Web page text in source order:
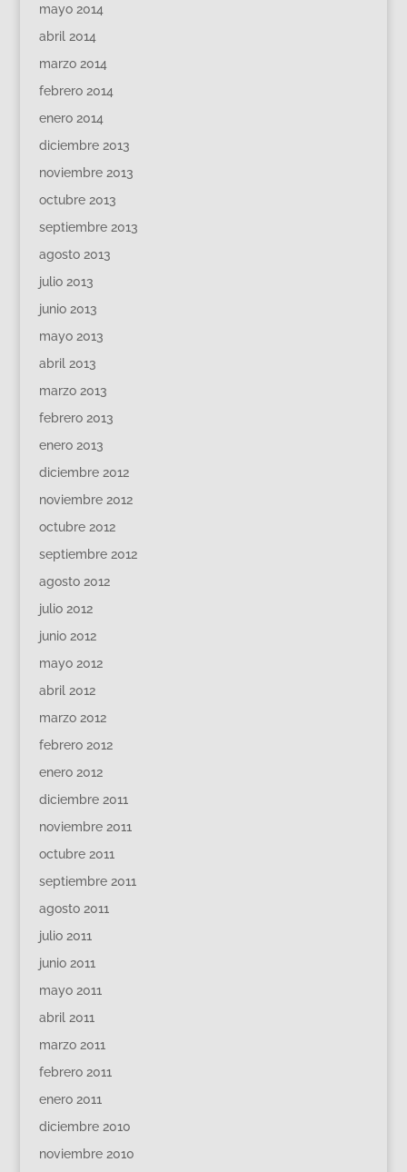
mayo 2014
abril 2014
marzo 2014
febrero 2014
enero 2014
diciembre 2013
noviembre 2013
octubre 2013
septiembre 2013
agosto 2013
julio 2013
junio 2013
mayo 2013
abril 2013
marzo 2013
febrero 2013
enero 2013
diciembre 2012
noviembre 2012
octubre 2012
septiembre 2012
agosto 2012
julio 2012
junio 2012
mayo 2012
abril 2012
marzo 2012
febrero 2012
enero 2012
diciembre 2011
noviembre 2011
octubre 2011
septiembre 2011
agosto 2011
julio 2011
junio 2011
mayo 2011
abril 2011
marzo 2011
febrero 2011
enero 2011
diciembre 2010
noviembre 2010